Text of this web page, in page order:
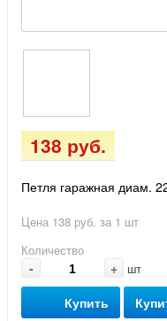
138 руб.
Петля гаражная диам.
Цена 138 руб. за 1 шт
Количество
- + шт
Купить